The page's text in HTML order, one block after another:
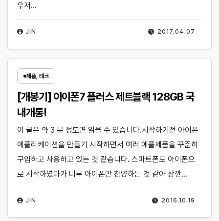
2017.04.07
JIN
우저…
제품, 테크
[개봉기] 아이폰7 플러스 제트블랙 128GB 국
내개통!
2016.10.19
JIN
이 글은 약 3 분 정도면 읽을 수 있습니다.시작하기전 아이폰
애플리케이션을 만들기 시작하면서 여러 애플제품을 꾸준히
구입하고 사용하고 있는 것 같습니다. 스마트폰도 아이폰으
로 시작하였다가 너무 아이폰만 찬양하는 것 같아 잠깐…